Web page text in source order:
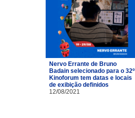
Nervo Errante de Bruno
Badain selecionado para o 32º
Kinoforum tem datas e locais
de exibição definidos
12/08/2021